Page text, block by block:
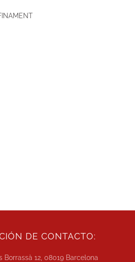
DE CONTACTO:
12, 08019 Barcelona